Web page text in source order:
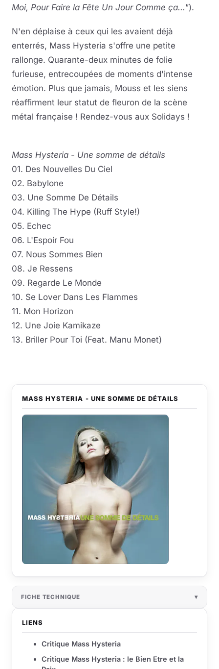
Moi, Pour Faire la Fête Un Jour Comme ça...").
N'en déplaise à ceux qui les avaient déjà
enterrés, Mass Hysteria s'offre une petite
rallonge. Quarante-deux minutes de folie
furieuse, entrecoupées de moments d'intense
émotion. Plus que jamais, Mouss et les siens
réaffirment leur statut de fleuron de la scène
métal française ! Rendez-vous aux Solidays !
Mass Hysteria - Une somme de détails
01. Des Nouvelles Du Ciel
02. Babylone
03. Une Somme De Détails
04. Killing The Hype (Ruff Style!)
05. Echec
06. L'Espoir Fou
07. Nous Sommes Bien
08. Je Ressens
09. Regarde Le Monde
10. Se Lover Dans Les Flammes
11. Mon Horizon
12. Une Joie Kamikaze
13. Briller Pour Toi (Feat. Manu Monet)
MASS HYSTERIA - UNE SOMME DE DÉTAILS
FICHE TECHNIQUE
LIENS
Critique Mass Hysteria
Critique Mass Hysteria : le Bien Etre et la